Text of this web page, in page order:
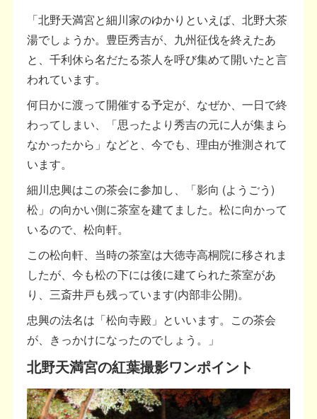
「北野天満宮と細川家のゆかりといえば、北野大茶
湯でしょうか。豊臣秀吉が、九州征伐を終えたあ
と、千利休ら名だたる茶人を呼び集めて開いたと言
われています。
何日かに渡って開催する予定が、なぜか、一日で終
わってしまい、「思ったより秀吉の元に人が集まら
なかったから」などと、今でも、理由が推測されて
います。
細川忠興はこの茶会に参加し、「影向 (ようごう)
松」の向かい側に茶室を建てました。松に向かって
いるので、松向軒。
この松向軒、当時の茶室は大徳寺高桐院に移されま
したが、今も松の下には後に建てられた茶室があ
り、三斎井戸も残っています(内部非公開)。
忠興の法名は「松向寺殿」といいます。この茶会
が、きっかけになったのでしょう。」
北野天満宮の紅葉撮影ワンポイント